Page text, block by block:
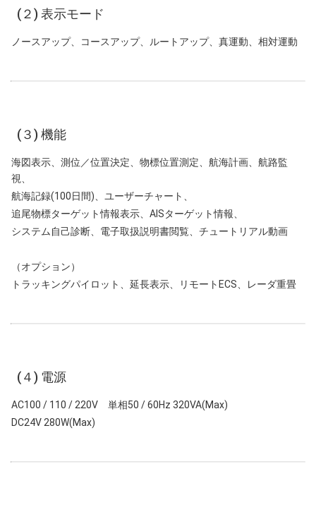
(２) 表示モード
ノースアップ、コースアップ、ルートアップ、真運動、相対運動
(３) 機能
海図表示、測位／位置決定、物標位置測定、航海計画、航路監
視、
航海記録(100日間)、ユーザーチャート、
追尾物標ターゲット情報表示、AISターゲット情報、
システム自己診断、電子取扱説明書閲覧、チュートリアル動画
（オプション）
トラッキングパイロット、延長表示、リモートECS、レーダ重畳
(４) 電源
AC100 / 110 / 220V 単相50 / 60Hz 320VA(Max)
DC24V 280W(Max)